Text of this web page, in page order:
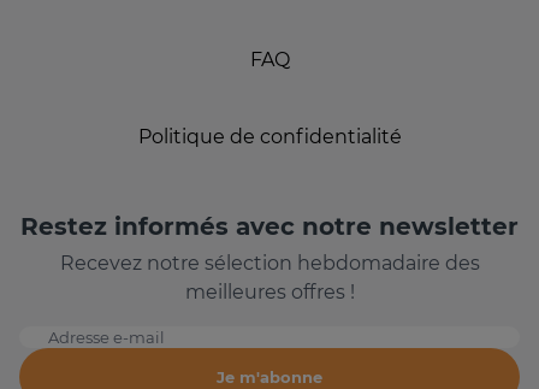
FAQ
Politique de confidentialité
Restez informés avec notre newsletter
Recevez notre sélection hebdomadaire des
meilleures offres !
Adresse e-mail
Je m'abonne